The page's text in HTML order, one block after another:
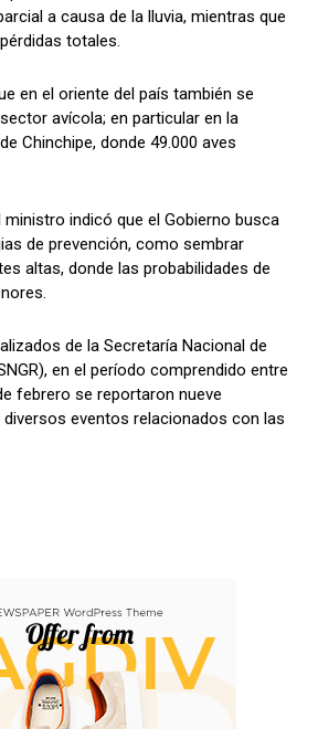
a causa de la lluvia, mientras que
totales.
en el oriente del país también se
avícola; en particular en la
Chinchipe, donde 49.000 aves
indicó que el Gobierno busca
de prevención, como sembrar
altas, donde las probabilidades de
de la Secretaría Nacional de
en el período comprendido entre
febrero se reportaron nueve
eventos relacionados con las